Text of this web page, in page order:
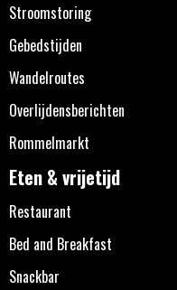
Stroomstoring
Gebedstijden
Wandelroutes
Overlijdensberichten
Rommelmarkt
Eten & vrijetijd
Restaurant
Bed and Breakfast
Snackbar